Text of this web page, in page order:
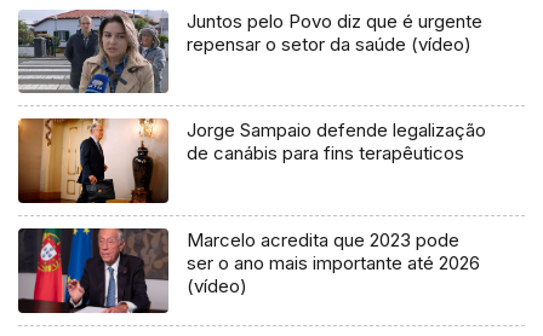
Juntos pelo Povo diz que é urgente
repensar o setor da saúde (vídeo)
Jorge Sampaio defende legalização
de canábis para fins terapêuticos
Marcelo acredita que 2023 pode
ser o ano mais importante até 2026
(vídeo)